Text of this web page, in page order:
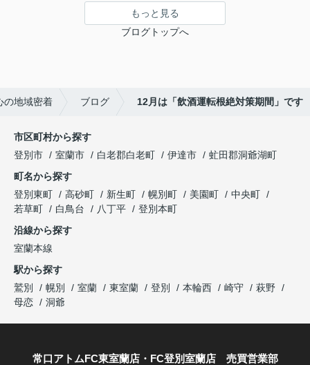
もっと見る
ブログトップへ
の地域密着 ブログ 12月は「飲酒運転根絶対策期間」です
市区町村から探す
登別市
室蘭市 白老郡白老町 伊達市
虻田郡洞爺湖町
町名から探す
登別東町
高砂町 新生町 幌別町 美園町
中央町
若草町
白鳥台 八丁平
登別本町
沿線から探す
室蘭本線
駅から探す
鷲別
幌別 室蘭 東室蘭 登別 本輪西 崎守
萩野
母恋
洞爺
常口アトムFC東室蘭店・FC登別室蘭店 売買営業部